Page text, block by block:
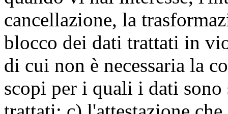
cancellazione, la
blocco dei dati trattati in
di cui non è necessaria la
scopi per i quali i dati sono